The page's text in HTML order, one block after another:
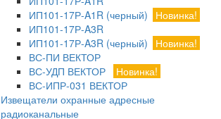
ИП101-17Р-A1R (черный)
Новинка!
ИП101-17Р-A3R
ИП101-17Р-A3R (черный)
Новинка!
ВС-ПИ ВЕКТОР
ВС-УДП ВЕКТОР
Новинка!
ВС-ИПР-031 ВЕКТОР
Извещатели охранные адресные
радиоканальные